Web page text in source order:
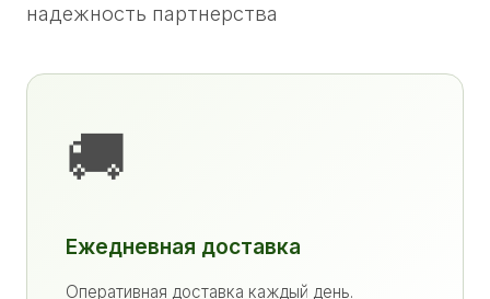
надежность партнерства
🚚
Ежедневная доставка
Оперативная доставка каждый день.